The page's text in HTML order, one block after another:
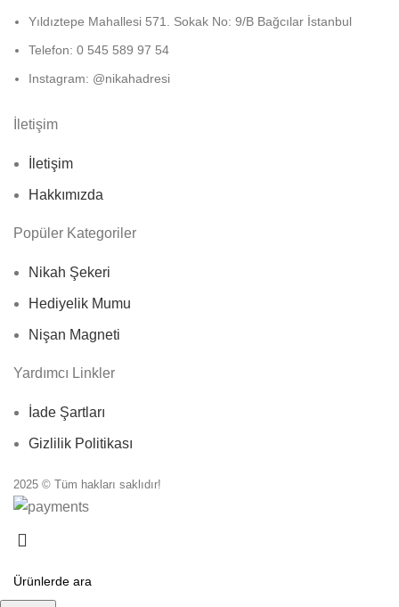
Yıldıztepe Mahallesi 571. Sokak No: 9/B Bağcılar İstanbul
Telefon: 0 545 589 97 54
Instagram: @nikahadresi
İletişim
İletişim
Hakkımızda
Popüler Kategoriler
Nikah Şekeri
Hediyelik Mumu
Nişan Magneti
Yardımcı Linkler
İade Şartları
Gizlilik Politikası
2025 © Tüm hakları saklıdır!